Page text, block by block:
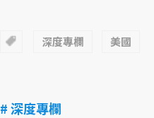
深度專欄 美國
# 深度專欄